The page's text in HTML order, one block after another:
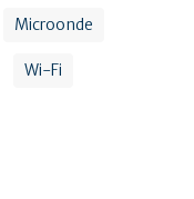
Microonde
Wi-Fi